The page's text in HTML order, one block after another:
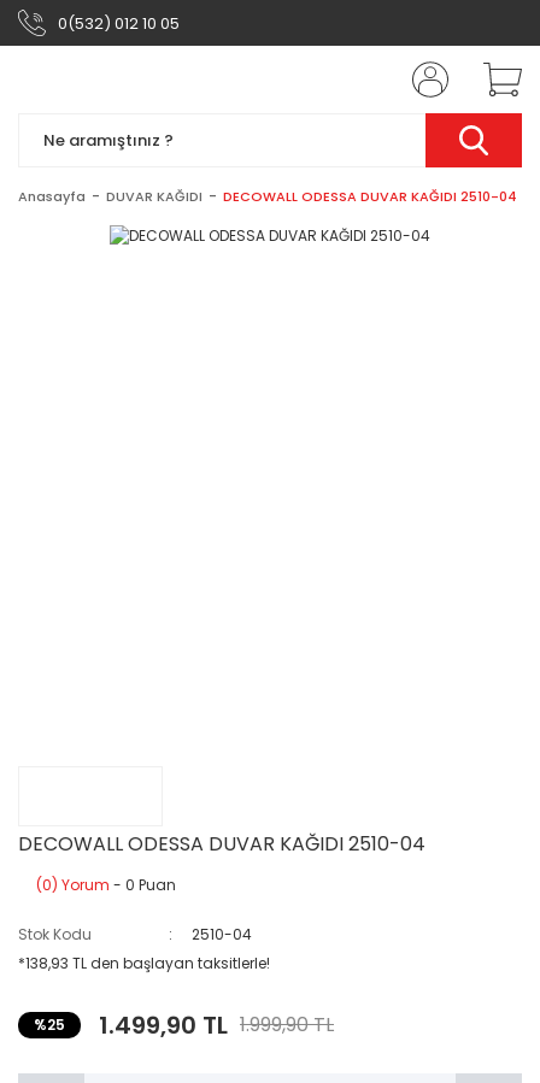
0(532) 012 10 05
Anasayfa DUVAR KAĞIDI DECOWALL ODESSA DUVAR KAĞIDI 2510-04
DECOWALL ODESSA DUVAR KAĞIDI 2510-04
(0) Yorum - 0 Puan
Stok Kodu
2510-04
*138,93 TL den başlayan taksitlerle!
%25 1.499,90 TL 1.999,90 TL